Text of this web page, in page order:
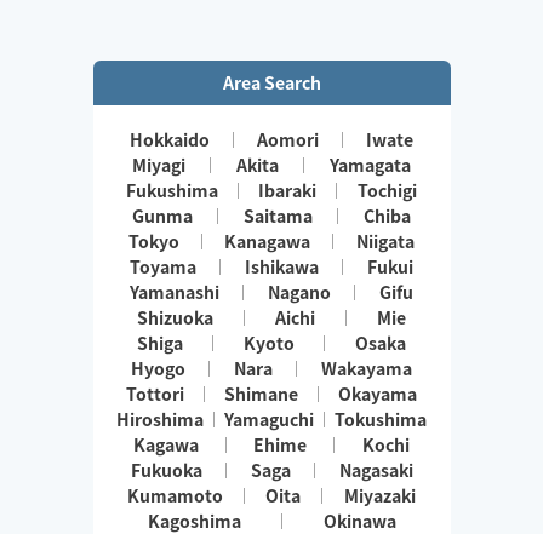
Area Search
Hokkaido Aomori
Iwate
Miyagi
Akita
Yamagata
Fukushima
Ibaraki
Tochigi
Gunma
Saitama
Chiba
Tokyo
Kanagawa
Niigata
Toyama
Ishikawa
Fukui
Yamanashi
Nagano
Gifu
Shizuoka
Aichi
Mie
Shiga
Kyoto
Osaka
Hyogo
Nara
Wakayama
Tottori
Shimane
Okayama
Hiroshima
Yamaguchi
Tokushima
Kagawa
Ehime
Kochi
Fukuoka
Saga
Nagasaki
Kumamoto
Oita
Miyazaki
Kagoshima
Okinawa